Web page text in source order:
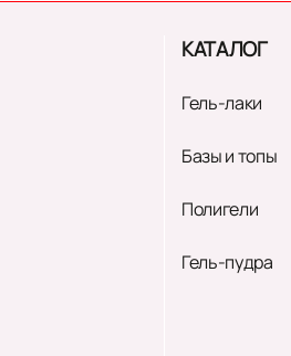
КАТАЛОГ
Гель-лаки
Базы и топы
Полигели
Гель-пудра